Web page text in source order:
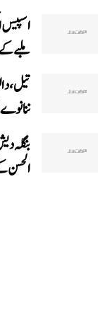
اسپیس
ملبے
تیل،
ننانوے
بنگلہ
الحسن